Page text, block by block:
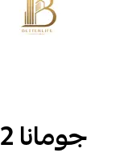
جومانا 2